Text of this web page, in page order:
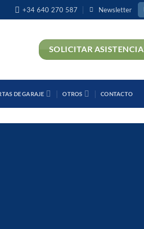
+34 640 270 587 Newsletter
SOLICITAR ASISTENCIA
DE GARAJE OTROS CONTACTO